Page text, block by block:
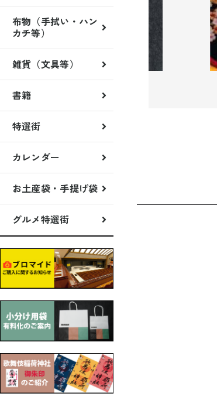
布物（手拭い・ハン
カチ等）
雑貨（文具等）
書籍
特選街
カレンダー
お土産袋・手提げ袋
グルメ特選街